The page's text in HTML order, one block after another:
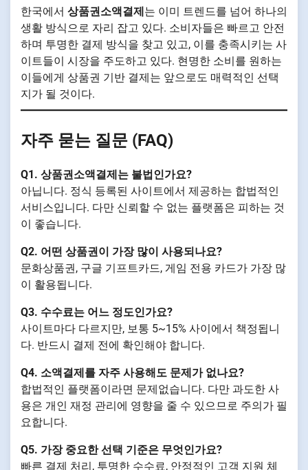
한국에서 상품권소액결제 는 이미 트렌드를 넘어 하나의
생활 방식으로 자리 잡고 있다. 소비자들은 빠르고 안전
하며 투명한 결제 방식을 찾고 있고, 이를 충족시키는 사
이트들이 시장을 주도하고 있다. 현명한 소비를 원하는
이들에게 상품권 기반 결제는 앞으로도 매력적인 선택
지가 될 것이다.
자주 묻는 질문 (FAQ)
Q1. 상품권소액결제는 불법인가요?
아닙니다. 정식 등록된 사이트에서 제공하는 합법적인
서비스입니다. 다만 신뢰할 수 없는 플랫폼은 피하는 것
이 좋습니다.
Q2. 어떤 상품권이 가장 많이 사용되나요?
문화상품권, 구글 기프트카드, 게임 전용 카드가 가장 많
이 활용됩니다.
Q3. 수수료는 어느 정도인가요?
사이트마다 다르지만, 보통 5~15% 사이에서 책정됩니
다. 반드시 결제 전에 확인해야 합니다.
Q4. 소액결제를 자주 사용해도 문제가 없나요?
합법적인 플랫폼이라면 문제없습니다. 다만 과도한 사
용은 개인 재정 관리에 영향을 줄 수 있으므로 주의가 필
요합니다.
Q5. 가장 중요한 선택 기준은 무엇인가요?
빠른 결제 처리, 투명한 수수료, 안정적인 고객 지원 체